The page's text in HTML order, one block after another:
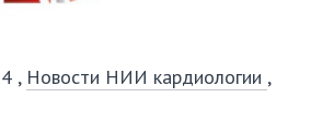
, Новости НИИ кардиологии ,